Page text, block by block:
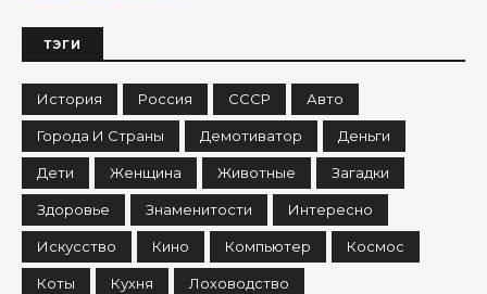
ТЭГИ
История Россия СССР Авто
Города И Страны Демотиватор Деньги
Дети Женщина Животные Загадки
Здоровье Знаменитости Интересно
Искусство Кино Компьютер Космос
Коты Кухня Лоховодство